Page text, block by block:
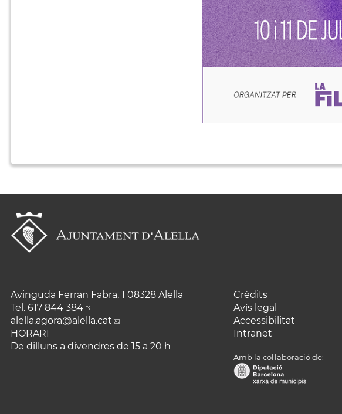
Avinguda Ferran Fabra, 1 08328 Alella
Tel. 617 844 384
alella.agora@alella.cat
HORARI
De dilluns a divendres de 15 a 20 h
Crèdits
Avís legal
Accessibilitat
Intranet
Amb la col·laboració de: